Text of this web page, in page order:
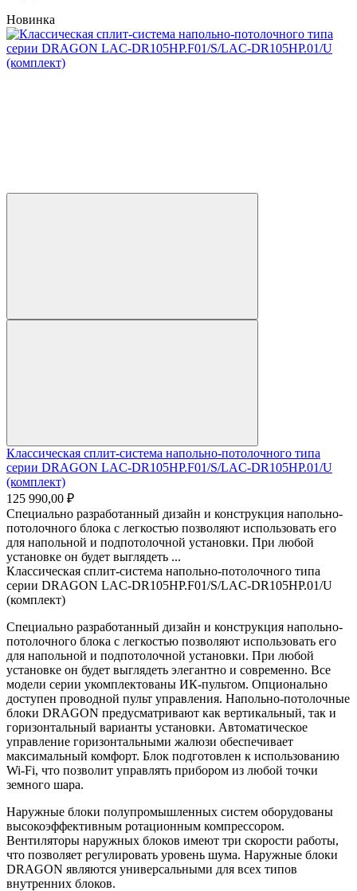
Новинка
Классическая сплит-система напольно-потолочного типа
серии DRAGON LAC-DR105HP.F01/S/LAC-DR105HP.01/U
(комплект)
125 990,00 ₽
Специально разработанный дизайн и конструкция напольно-
потолочного блока с легкостью позволяют использовать его
для напольной и подпотолочной установки. При любой
установке он будет выглядеть ...
Классическая сплит-система напольно-потолочного типа
серии DRAGON LAC-DR105HP.F01/S/LAC-DR105HP.01/U
(комплект)
Специально разработанный дизайн и конструкция напольно-
потолочного блока с легкостью позволяют использовать его
для напольной и подпотолочной установки. При любой
установке он будет выглядеть элегантно и современно. Все
модели серии укомплектованы ИК-пультом. Опционально
доступен проводной пульт управления. Напольно-потолочные
блоки DRAGON предусматривают как вертикальный, так и
горизонтальный варианты установки. Автоматическое
управление горизонтальными жалюзи обеспечивает
максимальный комфорт. Блок подготовлен к использованию
Wi-Fi, что позволит управлять прибором из любой точки
земного шара.
Наружные блоки полупромышленных систем оборудованы
высокоэффективным ротационным компрессором.
Вентиляторы наружных блоков имеют три скорости работы,
что позволяет регулировать уровень шума. Наружные блоки
DRAGON являются универсальными для всех типов
внутренних блоков.